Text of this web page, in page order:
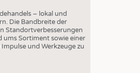
– lokal und
Die Bandbreite der
Standortverbesserungen
Sortiment sowie einer
und Werkzeuge zu